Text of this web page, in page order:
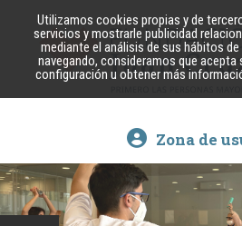
Utilizamos cookies propias y de
servicios y mostrarle publicidad
mediante el análisis de sus hábitos
navegando, consideramos que acepta
configuración u obtener más
Zona de